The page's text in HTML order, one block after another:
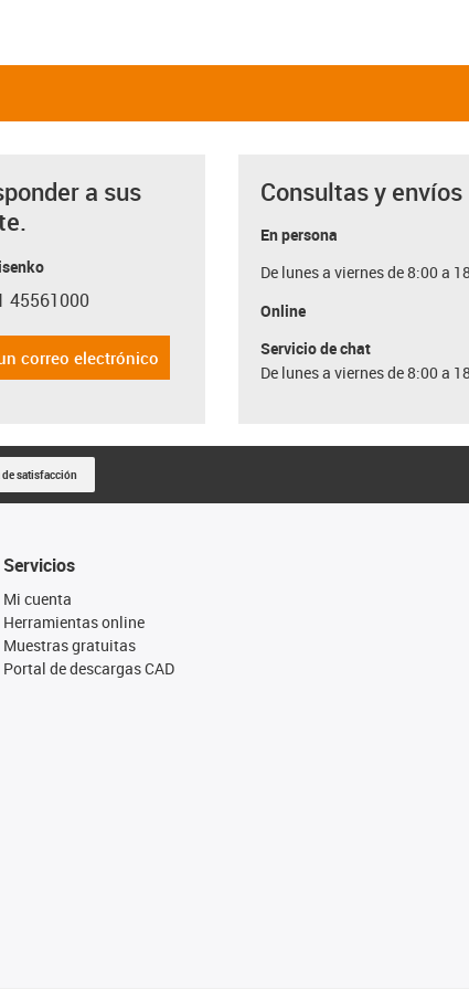
a sus
45561000
correo electrónico
Consultas y envíos
En persona
De lunes a viernes de 8:00 a
Online
Servicio de chat
De lunes a viernes de 8:00 a
de satisfacción
Servicios
Mi cuenta
Herramientas online
Muestras gratuitas
Portal de descargas CAD